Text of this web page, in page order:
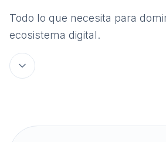
Todo lo que necesita para
ecosistema digital.